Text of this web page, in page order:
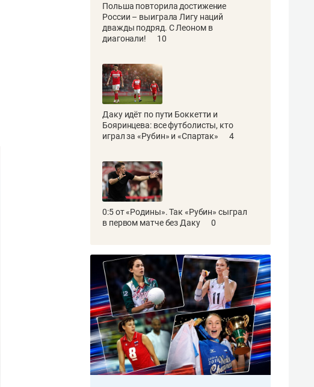
Польша повторила достижение
России – выиграла Лигу наций
дважды подряд. С Леоном в
диагонали!
10
Даку идёт по пути Боккетти и
Бояринцева: все футболисты, кто
играл за «Рубин» и «Спартак»
4
0:5 от «Родины». Так «Рубин» сыграл
в первом матче без Даку
0